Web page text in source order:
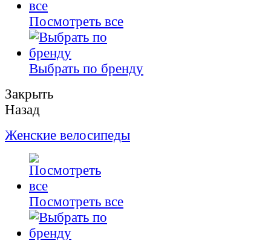
Посмотреть все
Выбрать по бренду
Закрыть
Назад
Женские велосипеды
Посмотреть все